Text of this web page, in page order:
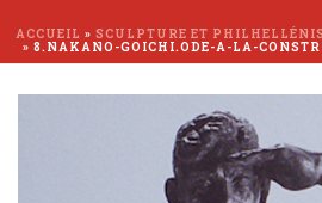
ACCUEIL » SCULPTURE ET
» 8.NAKANO-GOICHI.ODE-A-LA-